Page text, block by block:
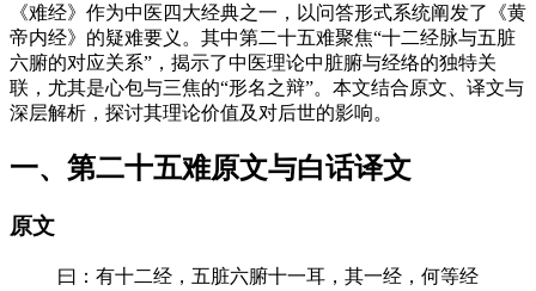
《难经》作为中医四大经典之一，以问答形式系统阐发了《黄
帝内经》的疑难要义。其中第二十五难聚焦“十二经脉与五脏
六腑的对应关系”，揭示了中医理论中脏腑与经络的独特关
联，尤其是心包与三焦的“形名之辩”。本文结合原文、译文与
深层解析，探讨其理论价值及对后世的影响。
一、第二十五难原文与白话译文
原文
曰：有十二经，五脏六腑十一耳，其一经，何等经